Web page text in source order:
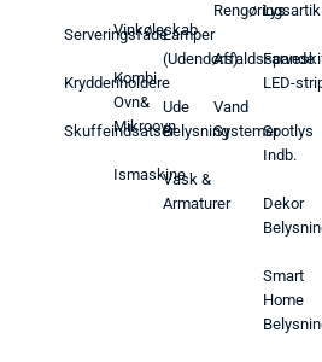
Serveringsfade
Krydderiholdere
Skuffeindsatser
Vinkøleskab
Kombi
Ovn&
Mikroovn
Ismaskine
Lamper
(Udendørs)
Ude
Belysning
Vask &
Armaturer
Affaldsspande
Vand
Systemer
Lys
LED-
Spotlys
Indb.
Dekor
Smart
Home